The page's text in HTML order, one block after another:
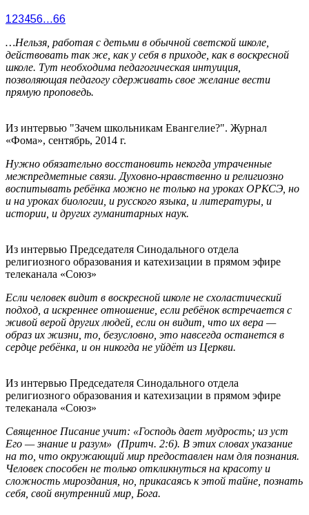
123456…66
…Нельзя, работая с детьми в обычной светской школе,
действовать так же, как у себя в приходе, как в воскресной
школе. Тут необходима педагогическая интуиция,
позволяющая педагогу сдерживать свое желание вести
прямую проповедь.
Из интервью "Зачем школьникам Евангелие?". Журнал
«Фома», сентябрь, 2014 г.
Нужно обязательно восстановить некогда утраченные
межпредметные связи. Духовно-нравственно и религиозно
воспитывать ребёнка можно не только на уроках ОРКСЭ, но
и на уроках биологии, и русского языка, и литературы, и
истории, и других гуманитарных наук.
Из интервью Председателя Синодального отдела
религиозного образования и катехизации в прямом эфире
телеканала «Союз»
Если человек видит в воскресной школе не схоластический
подход, а искреннее отношение, если ребёнок встречается с
живой верой других людей, если он видит, что их вера —
образ их жизни, то, безусловно, это навсегда останется в
сердце ребёнка, и он никогда не уйдёт из Церкви.
Из интервью Председателя Синодального отдела
религиозного образования и катехизации в прямом эфире
телеканала «Союз»
Священное Писание учит: «Господь дает мудрость; из уст
Его — знание и разум» (Притч. 2:6). В этих словах указание
на то, что окружающий мир предоставлен нам для познания.
Человек способен не только откликнуться на красоту и
сложность мироздания, но, прикасаясь к этой тайне, познать
себя, свой внутренний мир, Бога.